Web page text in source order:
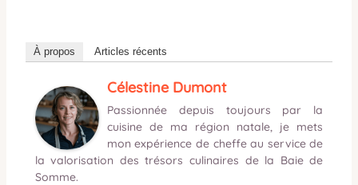
À propos Articles récents
Célestine Dumont
Passionnée depuis toujours par la
cuisine de ma région natale, je mets
mon expérience de cheffe au service de
la valorisation des trésors culinaires de la Baie de
Somme.